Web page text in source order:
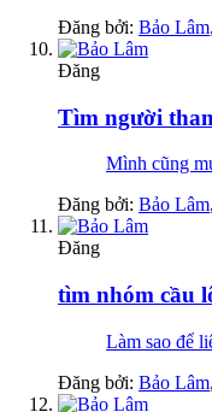
Đăng bởi: Bảo Lâm,
Đăng
Tìm người
Mình cũng
Đăng bởi: Bảo Lâm,
Đăng
tìm nhóm cầu
Làm sao để
Đăng bởi: Bảo Lâm,